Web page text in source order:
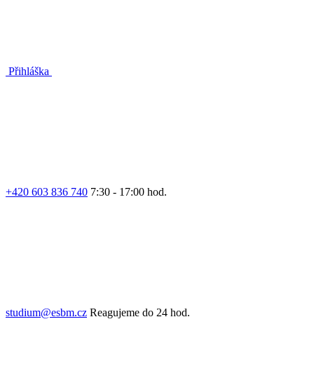
Přihláška
+420 603 836 740 7:30 - 17:00 hod.
studium@esbm.cz Reagujeme do 24 hod.